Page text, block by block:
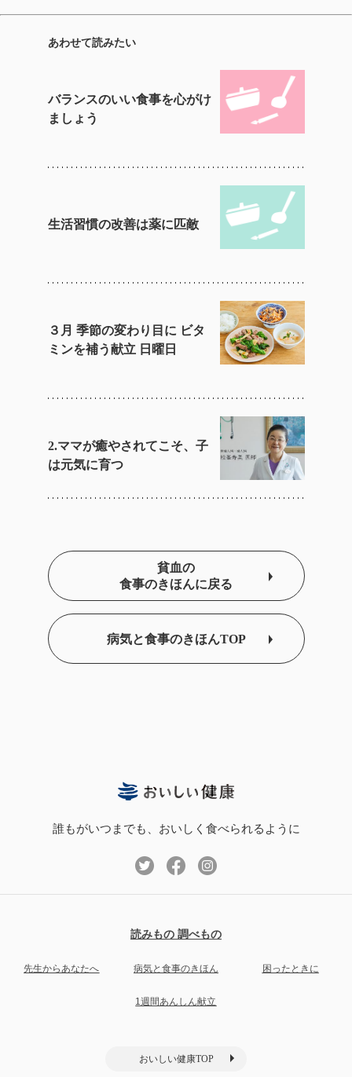
あわせて読みたい
バランスのいい食事を心がけ
ましょう
生活習慣の改善は薬に匹敵
３月 季節の変わり目に ビタ
ミンを補う献立 日曜日
2.ママが癒やされてこそ、子
は元気に育つ
貧血の
食事のきほんに戻る
病気と食事のきほんTOP
誰もがいつまでも、おいしく食べられるように
読みもの 調べもの
先生からあなたへ 病気と食事のきほん 困ったときに
1週間あんしん献立
おいしい健康TOP